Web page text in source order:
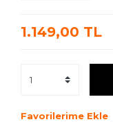
1.149,00 TL
Favorilerime Ekle